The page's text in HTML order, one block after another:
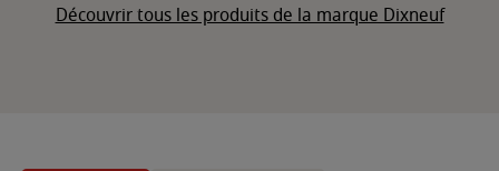
Découvrir tous les produits de la marque Dixneuf